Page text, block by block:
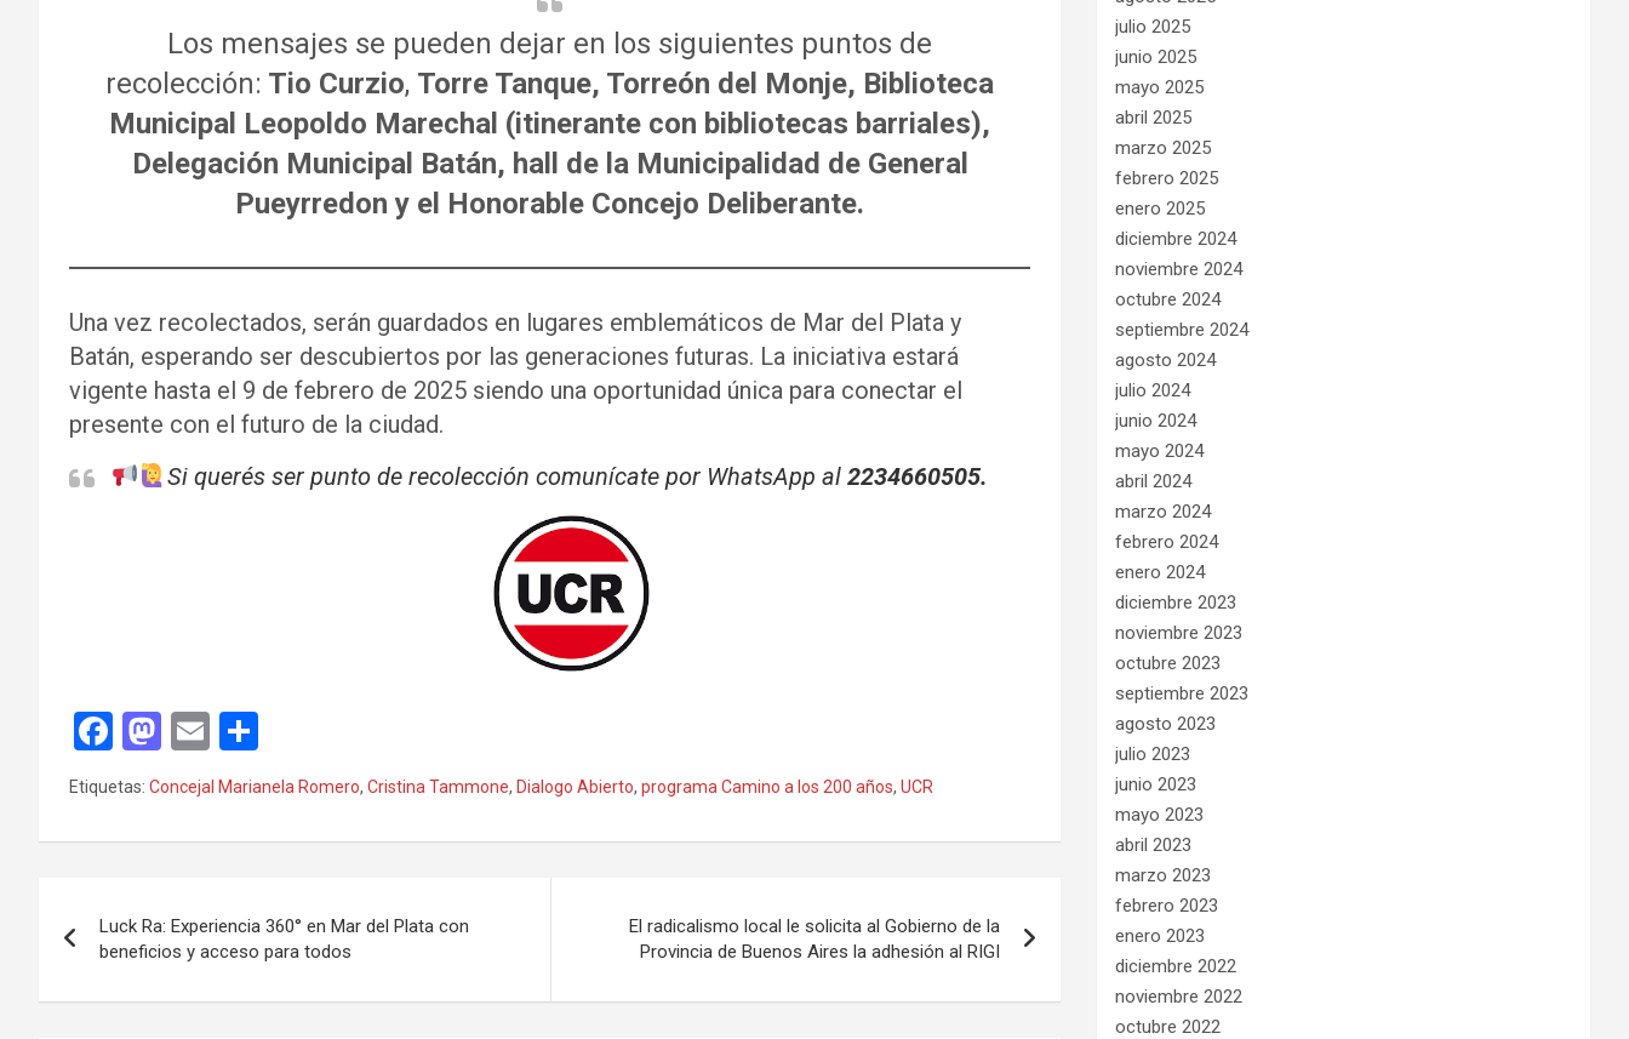
Los mensajes se pueden dejar en los siguientes puntos de
recolección: Tio Curzio, Torre Tanque, Torreón del Monje, Biblioteca
Municipal Leopoldo Marechal (itinerante con bibliotecas barriales),
Delegación Municipal Batán, hall de la Municipalidad de General
Pueyrredon y el Honorable Concejo Deliberante.
Una vez recolectados, serán guardados en lugares emblemáticos de Mar del Plata y
Batán, esperando ser descubiertos por las generaciones futuras. La iniciativa estará
vigente hasta el 9 de febrero de 2025 siendo una oportunidad única para conectar el
presente con el futuro de la ciudad.
Si querés ser punto de recolección comunícate por WhatsApp al 2234660505.
F
a
ce
b
o
k
M
st
o
o
n
E
m
ail m
p
tir
Etiquetas: Concejal Marianela Romero, Cristina Tammone, Dialogo Abierto, programa Camino a los 200 años, UCR
de
entradas
Luck Ra: Experiencia 360° en Mar del Plata con
beneficios y acceso para todos
El radicalismo local le solicita al Gobierno de la
Provincia de Buenos Aires la adhesión al RIGI
julio 2025
junio 2025
mayo 2025
abril 2025
marzo 2025
febrero 2025
enero 2025
diciembre 2024
noviembre 2024
octubre 2024
septiembre 2024
agosto 2024
julio 2024
junio 2024
mayo 2024
abril 2024
marzo 2024
febrero 2024
enero 2024
diciembre 2023
noviembre 2023
octubre 2023
septiembre 2023
agosto 2023
julio 2023
junio 2023
mayo 2023
abril 2023
marzo 2023
febrero 2023
enero 2023
diciembre 2022
noviembre 2022
octubre 2022